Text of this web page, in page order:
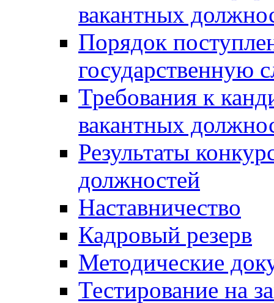
вакантных
Порядок
государственную
Требования к
вакантных
Результаты
должностей
Наставничество
Кадровый резерв
Методические
Тестирование на